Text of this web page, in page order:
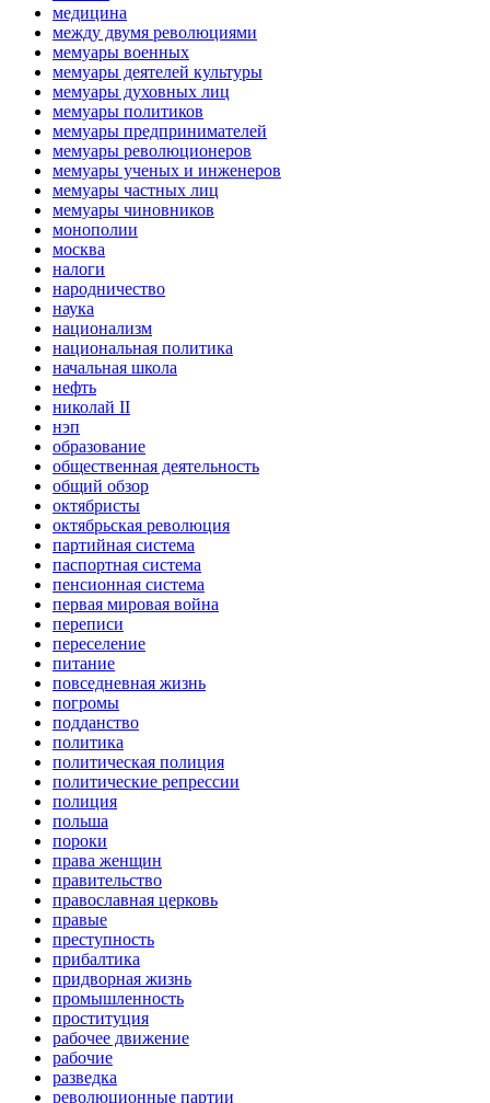
медицина
между двумя революциями
мемуары военных
мемуары деятелей культуры
мемуары духовных лиц
мемуары политиков
мемуары предпринимателей
мемуары революционеров
мемуары ученых и инженеров
мемуары частных лиц
мемуары чиновников
монополии
москва
налоги
народничество
наука
национализм
национальная политика
начальная школа
нефть
николай II
нэп
образование
общественная деятельность
общий обзор
октябристы
октябрьская революция
партийная система
паспортная система
пенсионная система
первая мировая война
переписи
переселение
питание
повседневная жизнь
погромы
подданство
политика
политическая полиция
политические репрессии
полиция
польша
пороки
права женщин
правительство
православная церковь
правые
преступность
прибалтика
придворная жизнь
промышленность
проституция
рабочее движение
рабочие
разведка
революционные партии